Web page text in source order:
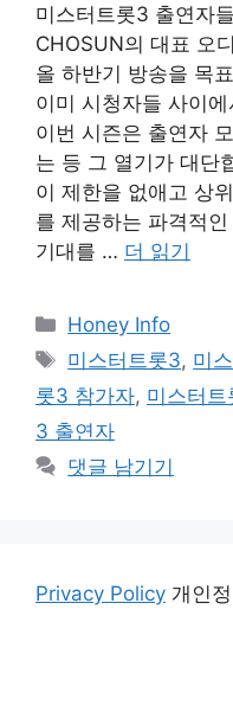
미스터트롯3 출연자
CHOSUN의 대표 오
올 하반기 방송을 목
이미 시청자들 사이
이번 시즌은 출연자
는 등 그 열기가 대단
이 제한을 없애고 상
를 제공하는 파격적
기대를 … 더 읽기
카
테
고
리
Honey Info
태
그
미스터트롯3, 미
롯3 참가자, 미스터
3 출연자
댓글 남기기
Privacy Policy 개인